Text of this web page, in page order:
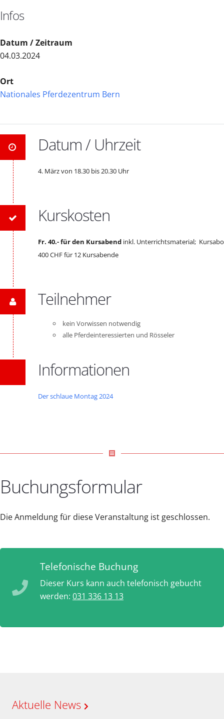
Infos
Datum / Zeitraum
04.03.2024
Ort
Nationales Pferdezentrum Bern
Datum / Uhrzeit
4. März von 18.30 bis 20.30 Uhr
Kurskosten
Fr. 40.- für den Kursabend inkl. Unterrichtsmaterial; Kursabo
400 CHF für 12 Kursabende
Teilnehmer
kein Vorwissen notwendig
alle Pferdeinteressierten und Rösseler
Informationen
Der schlaue Montag 2024
receipt
Buchungsformular
Die Anmeldung für diese Veranstaltung ist geschlossen.
Telefonische Buchung
Dieser Kurs kann auch telefonisch gebucht
werden: 031 336 13 13
Aktuelle News